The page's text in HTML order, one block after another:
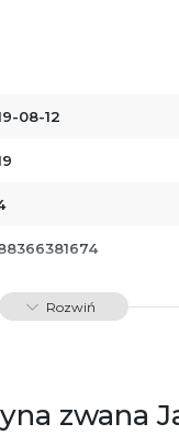
08-12
61 623 38 38
Rozwiń
zwana